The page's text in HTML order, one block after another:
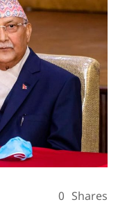
0 Shares